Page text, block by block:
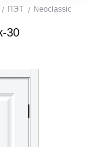
ПЭТ Neoclassic
30